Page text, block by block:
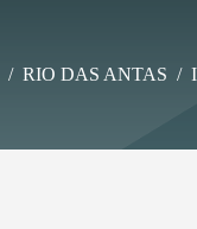
/ RIO DAS ANTAS /